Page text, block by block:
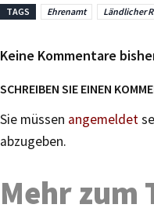
TAGS Ehrenamt Ländlicher
Keine Kommentare
SCHREIBEN SIE EINEN
Sie müssen angemeldet
abzugeben.
Mehr zum